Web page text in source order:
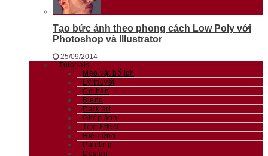
Tạo bức ảnh theo phong cách Low Poly với
Photoshop và Illustrator
25/09/2014
Tutorials
Mẹo vặt bổ ích
Lý thuyết
Cơ bản
Blend
Dark art
Ghép ảnh
Text Effect
Hiệu ứng
Painting
Design